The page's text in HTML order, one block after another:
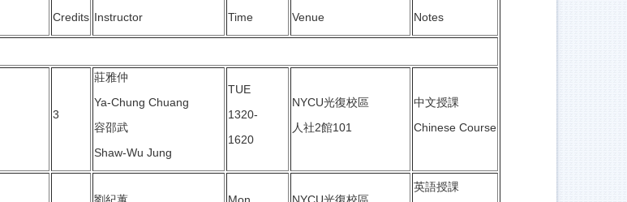
Credits Instructor
Time
Venue
Notes
3
莊雅仲
Ya-Chung Chuang
容邵武
Shaw-Wu Jung
TUE
1320-
1620
NYCU光復校區
人社2館101
中文授課
Chinese Course
英語授課